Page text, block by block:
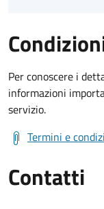
Per conoscere i
informazioni
servizio.
Termini e
Contatti